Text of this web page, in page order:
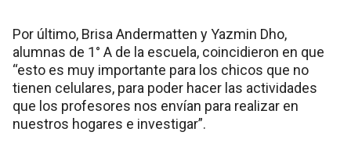
Por último, Brisa Andermatten y Yazmin Dho,
alumnas de 1° A de la escuela, coincidieron en que
“esto es muy importante para los chicos que no
tienen celulares, para poder hacer las actividades
que los profesores nos envían para realizar en
nuestros hogares e investigar”.